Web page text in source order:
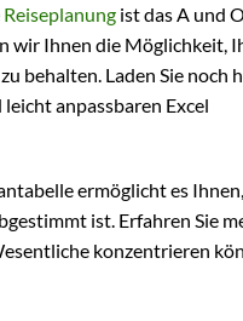
Reiseplanung ist das A und
wir Ihnen die Möglichkeit,
behalten. Laden Sie noch
anpassbaren Excel
ermöglicht es
ist. Erfahren Sie
konzentrieren